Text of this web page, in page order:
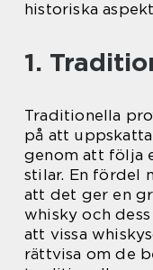
historiska
1.
Traditionella
på att
genom att följa
stilar. En fördel
att det ger en
whisky och
att vissa
rättvisa om de